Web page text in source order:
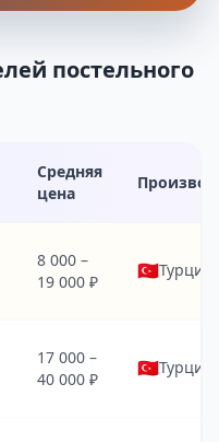
постельного
Средняя
цена
8 000 –
19 000 ₽
🇹🇷Турция
17 000 –
40 000 ₽
🇹🇷Турция